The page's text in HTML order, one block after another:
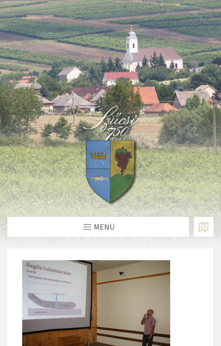
Deprecated: Function create_function() is deprecated in
/home/fastvisi/szucsi.hu/wp-
content/themes/townpress/functions.phpon line237
Deprecated: Function create_function() is deprecated in
/home/fastvisi/szucsi.hu/wp-
content/themes/townpress/functions.phpon line282
Deprecated: Function create_function() is deprecated in
/home/fastvisi/szucsi.hu/wp-
content/themes/townpress/functions.php on line284
MENÜ